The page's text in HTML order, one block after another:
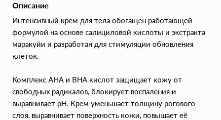
Описание
Интенсивный крем для тела обогащен работающей
формулой на основе салициловой кислоты и экстракта
маракуйи и разработан для стимуляции обновления
клеток.
Комплекс АНА и ВНА кислот защищает кожу от
свободных радикалов, блокирует воспаления и
выравнивает pH. Крем уменьшает толщину рогового
слоя, выравнивает поверхность кожи, повышает её